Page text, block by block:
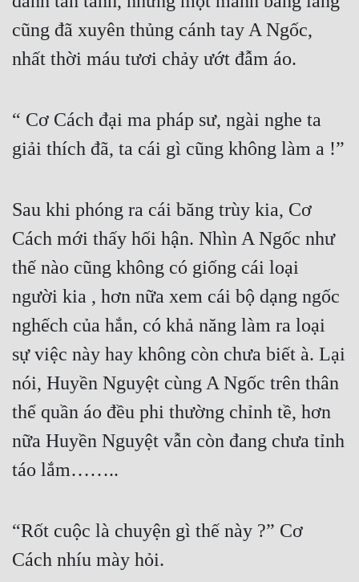
Khoa Huyễn
Khoa Huyễn Không Gian
Kiếm Hiệp
Kỳ Huyễn
Linh Dị
Mưu Mô
Mạt Thế
Mỹ Thực
Ngôn Tình
Ngược
Nữ Cường
Phong Thủy - Tâm Linh
cũng đã xuyên thủng cánh tay A Ngốc,
nhất thời máu tươi chảy ướt đẫm áo.
“ Cơ Cách đại ma pháp sư, ngài nghe ta
giải thích đã, ta cái gì cũng không làm a !”
Sau khi phóng ra cái băng trùy kia, Cơ
Cách mới thấy hối hận. Nhìn A Ngốc như
thế nào cũng không có giống cái loại
người kia , hơn nữa xem cái bộ dạng ngốc
nghếch của hắn, có khả năng làm ra loại
sự việc này hay không còn chưa biết à. Lại
nói, Huyền Nguyệt cùng A Ngốc trên thân
thể quần áo đều phi thường chỉnh tề, hơn
nữa Huyền Nguyệt vẫn còn đang chưa tỉnh
táo lắm……..
“Rốt cuộc là chuyện gì thế này ?” Cơ
Cách nhíu mày hỏi.